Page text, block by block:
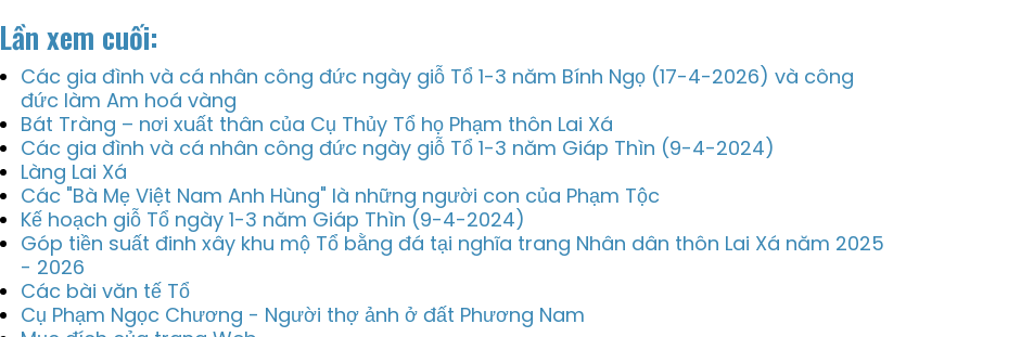
Lần xem cuối:
Các gia đình và cá nhân công đức ngày giỗ Tổ 1-3 năm Bính Ngọ (17-4-2026) và công
đức làm Am hoá vàng
Bát Tràng – nơi xuất thân của Cụ Thủy Tổ họ Phạm thôn Lai Xá
Các gia đình và cá nhân công đức ngày giỗ Tổ 1-3 năm Giáp Thìn (9-4-2024)
Làng Lai Xá
Các "Bà Mẹ Việt Nam Anh Hùng" là những người con của Phạm Tộc
Kế hoạch giỗ Tổ ngày 1-3 năm Giáp Thìn (9-4-2024)
Góp tiền suất đinh xây khu mộ Tổ bằng đá tại nghĩa trang Nhân dân thôn Lai Xá năm 2025
- 2026
Các bài văn tế Tổ
Cụ Phạm Ngọc Chương - Người thợ ảnh ở đất Phương Nam